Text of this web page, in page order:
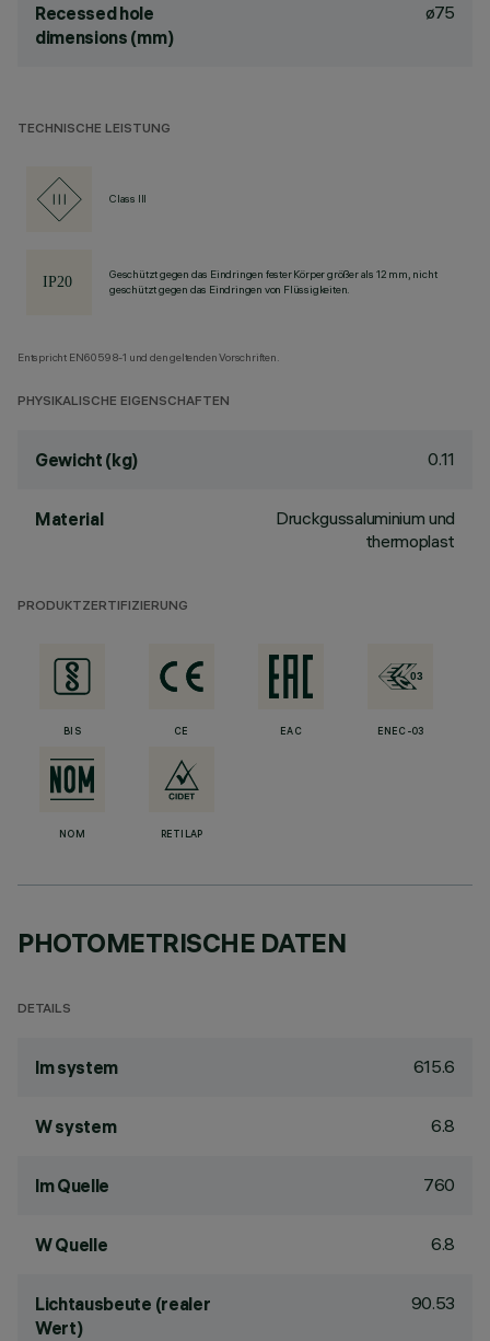
Recessed hole
dimensions (mm)
ø75
TECHNISCHE LEISTUNG
Class III
Geschützt gegen das Eindringen fester Körper größer als 12 mm, nicht
geschützt gegen das Eindringen von Flüssigkeiten.
Entspricht EN60598-1 und den geltenden Vorschriften.
PHYSIKALISCHE EIGENSCHAFTEN
Gewicht (kg) 0.11
Material
Druckgussaluminium und
thermoplast
PRODUKTZERTIFIZIERUNG
BIS CE EAC ENEC-03
NOM RETILAP
PHOTOMETRISCHE DATEN
DETAILS
lm system 615.6
W system 6.8
lm Quelle 760
W Quelle 6.8
Lichtausbeute (realer
Wert)
90.53